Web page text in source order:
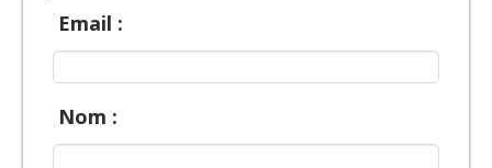
Email :
Nom :